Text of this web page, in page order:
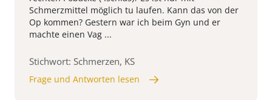
Schmerzmittel möglich tu laufen. Kann das von der
Op kommen? Gestern war ich beim Gyn und er
machte einen Vag ...
Stichwort: Schmerzen, KS
Frage und Antworten lesen